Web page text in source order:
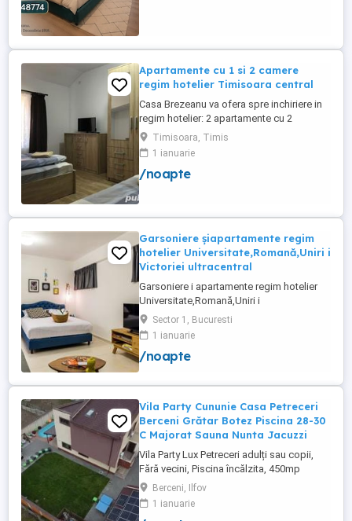
Apartamente cu 1 si 2 camere
regim hotelier Timisoara central
Casa Brezeanu va ofera spre inchiriere in
regim hotelier: 2 apartamente cu 2
dormitoare, baie si bucatarie proprie. (4
locuri cazare in fiecare apartament) 1
apartament cu 1 dormitor, baie si
bucatarie proprie. (3 locuri cazare) Fiecare
Timisoara, Timis
1 ianuarie
/noapte
Garsoniere șiapartamente regim
hotelier Universitate,Romană,Uniri i
Victoriei ultracentral
Garsoniere i apartamente regim hotelier
Universitate,Romană,Uniri i
Victoriei,renovate recent i utilate complet.
Preț: De la 120-200 lei pentru 3 ore Preț
garsoniere 120-200 lei pentru noapte Preț
apartamente 200-300 lei pentru noapte
Sector 1, Bucuresti
1 ianuarie
/noapte
Vila Party Cununie Casa Petreceri
Berceni Grătar Botez Piscina 28-30
C Majorat Sauna Nunta Jacuzzi
Vila Party Lux Petreceri adulți sau copii,
Fără vecini, Piscina încălzita, 450mp
S+P+2E lângă București ( Berceni- Ilfov) ,
asfalt, Uber Bolt ,pentru cazare regim
hotelier, petreceri copii, pool party 30 ,
Berceni, Ilfov
1 ianuarie